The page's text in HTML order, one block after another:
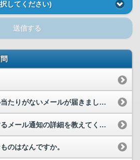
してください)
送信する
マイナポータルから心当たりがないメールが届きました。
委任者設定時に設定するメール通知の詳細を教えてください。
のはなんですか。